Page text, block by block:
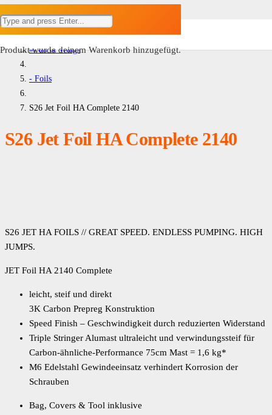
Produktwurde deinem Warenkorb hinzugefügt.
Home
#Foil & Wings
- Foils
S26 Jet Foil HA Complete 2140
S26 Jet Foil HA Complete 2140
S26 JET HA FOILS // GREAT SPEED. ENDLESS PUMPING. HIGH
JUMPS.
JET Foil HA 2140 Complete
leicht, steif und direkt
3K Carbon Prepreg Konstruktion
Speed Finish – Geschwindigkeit durch reduzierten Widerstand
Triple Stringer Alumast ultraleicht und verwindungssteif für
Carbon-ähnliche-Performance 75cm Mast = 1,6 kg*
M6 Edelstahl Gewindeeinsatz verhindert Korrosion der
Schrauben
Bag, Covers & Tool inklusive